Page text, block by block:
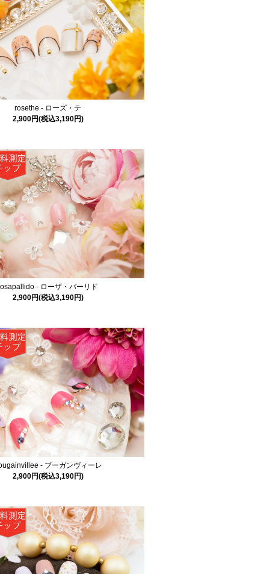
rosethe - ローズ・テ
2,900円(税込3,190円)
- ローザ・バーリド
2,900円(税込3,190円)
- ブーガンヴィーレ
2,900円(税込3,190円)